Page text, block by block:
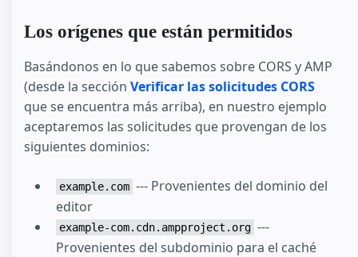
Los orígenes que están permitidos
Basándonos en lo que sabemos sobre CORS y AMP
(desde la sección Verificar las solicitudes CORS
que se encuentra más arriba), en nuestro ejemplo
aceptaremos las solicitudes que provengan de los
siguientes dominios:
example.com --- Provenientes del dominio del
editor
example-com.cdn.ampproject.org ---
Provenientes del subdominio para el caché